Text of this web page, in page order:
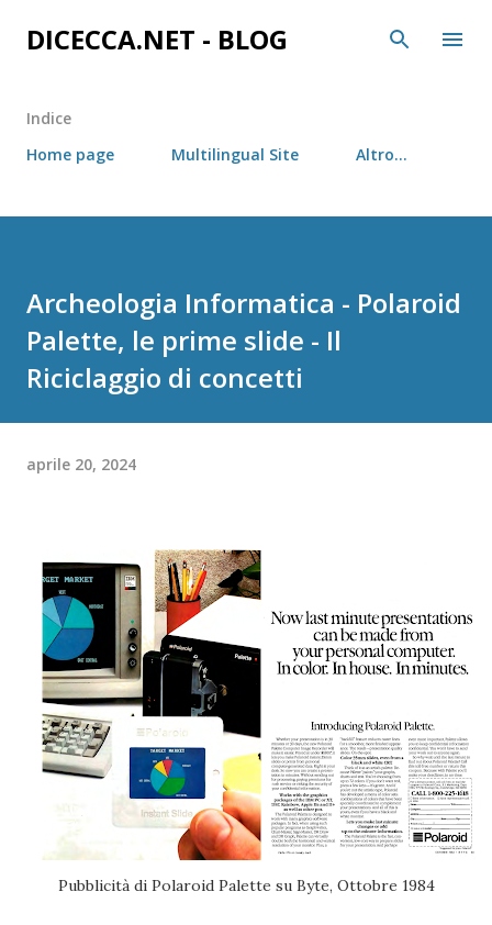
Passa ai contenuti principali
DICECCA.NET - BLOG
Indice
Home page
Multilingual Site Altro…
Archeologia Informatica - Polaroid
Palette, le prime slide - Il
Riciclaggio di concetti
aprile 20, 2024
Pubblicità di Polaroid Palette su Byte, Ottobre 1984